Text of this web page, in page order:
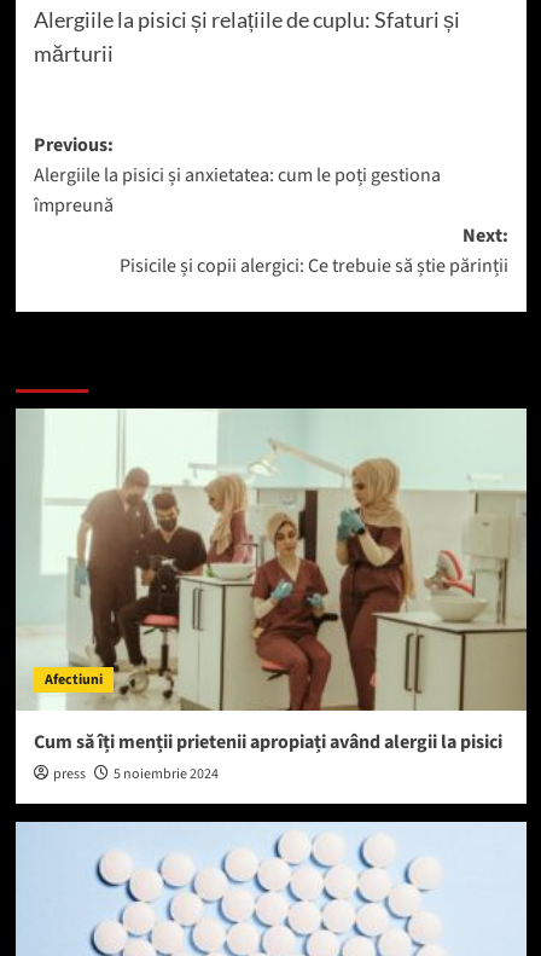
Alergiile la pisici și relațiile de cuplu: Sfaturi și
mărturii
Post
navigation
Previous:
Alergiile la pisici și anxietatea: cum le poți gestiona
împreună
Next:
Pisicile și copii alergici: Ce trebuie să știe părinții
Afectiuni
Cum să îți menții prietenii apropiați având alergii la pisici
press 5 noiembrie 2024